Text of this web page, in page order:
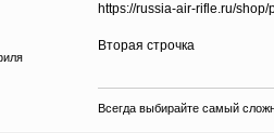
https://russia-air-rifle.ru/
Вторая строчка
Всегда выбирайте самый